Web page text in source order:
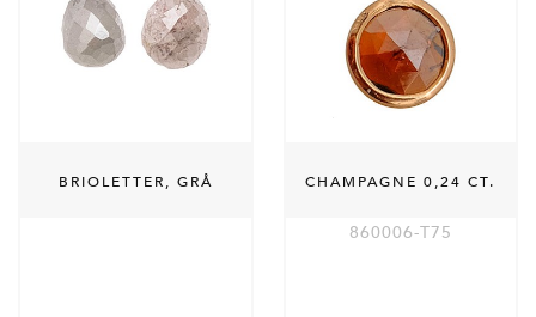
BRIOLETTER, GRÅ CHAMPAGNE 0,24 CT.
860006-T75